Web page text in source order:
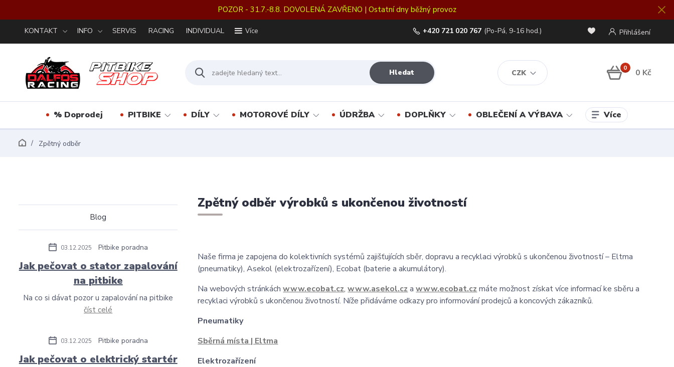
POZOR - 31.7.-8.8. DOVOLENÁ ZAVŘENO | Ostatní dny běžný provoz
KONTAKT INFO SERVIS RACING INDIVIDUAL Více
CZK
Přihlášení
Hledat
+420 721 020 767 (Po-Pá, 9-16 hod.)
0 0 Kč
% Doprodej PITBIKE DÍLY MOTOROVÉ DÍLY ÚDRŽBA DOPLŇKY OBLEČENÍ A VÝBAVA Více
Zpětný odběr
Blog
03.12.2025 Pitbike poradna
Jak pečovat o stator zapalování
na pitbike
Na co si dávat pozor u zapalování na pitbike
číst celé
03.12.2025 Pitbike poradna
Jak pečovat o elektrický startér
Zpětný odběr výrobků s ukončenou životností
Naše firma je zapojena do kolektivních systémů zajišťujících sběr, dopravu a recyklaci výrobků s ukončenou životností – Eltma
(pneumatiky), Asekol (elektrozařízení), Ecobat (baterie a akumulátory).
Na webových stránkáchwww.ecobat.cz,www.asekol.cz awww.ecobat.cz máte možnost získat více informací ke sběru a
recyklaci výrobků s ukončenou životností. Níže přidáváme odkazy pro informování prodejců a koncových zákazníků.
Pneumatiky
Sběrná místa | Eltma
Elektrozařízení